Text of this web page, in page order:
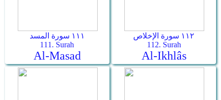
١١١ سورة المسد
111. Surah
Al-Masad
١١٢ سورة الإخلاص
112. Surah
Al-Ikhlâs